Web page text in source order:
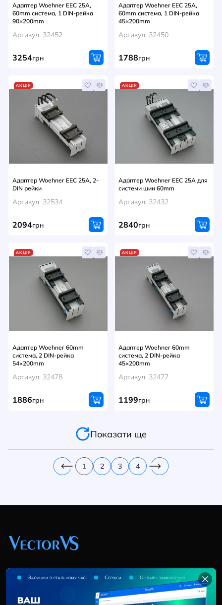
Адаптер Woehner EEC 25A,
60mm система, 1 DIN-рейка
90×200mm
Артикул: 32452
3254грн
Адаптер Woehner EEC 25A,
60mm система, 1 DIN-рейка
45×200mm
Артикул: 32450
1788грн
АКЦІЯ
Адаптер Woehner EEC 25A, 2-
DIN рейки
Артикул: 32534
2094грн
АКЦІЯ
Адаптер Woehner EEC 25A для
системи шин 60mm
Артикул: 32432
2840грн
АКЦІЯ
Адаптер Woehner 60mm
система, 2 DIN-рейка
54×200mm
Артикул: 32478
1886грн
АКЦІЯ
Адаптер Woehner 60mm
система, 2 DIN-рейка
45×200mm
Артикул: 32477
1199грн
Показати ще
1 2 3 4
+38 (044) 369 51 57
02095, Україна, м. Київ, вул. Трускавецька, 10-В, оф.
info@vector-vs.com